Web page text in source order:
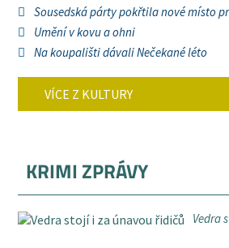
Sousedská párty pokřtila nové místo
Umění v kovu a ohni
Na koupališti dávali Nečekané léto
VÍCE Z KULTURY
KRIMI ZPRÁVY
Vedra